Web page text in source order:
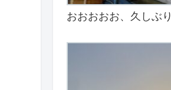
おおおおお、久しぶり